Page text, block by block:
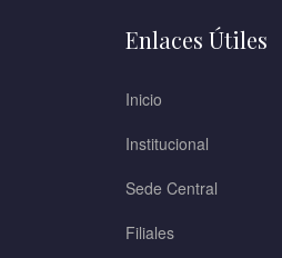
Enlaces Útiles
Inicio
Institucional
Sede Central
Filiales